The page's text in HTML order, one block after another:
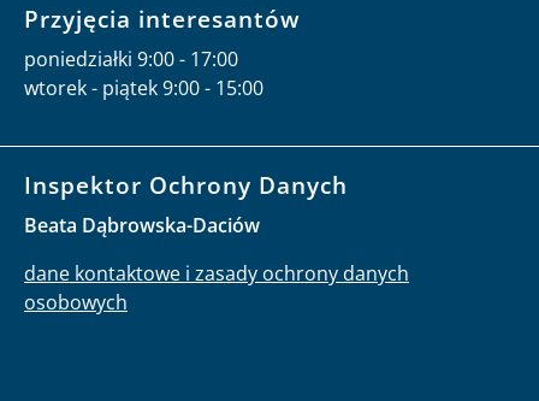
Przyjęcia interesantów
poniedziałki 9:00 - 17:00
wtorek - piątek 9:00 - 15:00
Inspektor Ochrony Danych
Beata Dąbrowska-Daciów
dane kontaktowe i zasady ochrony danych
osobowych